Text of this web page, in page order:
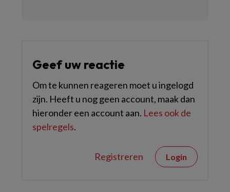
Geef uw reactie
Om te kunnen reageren moet u ingelogd
zijn. Heeft u nog geen account, maak dan
hieronder een account aan. Lees ook de
spelregels.
Registreren Login